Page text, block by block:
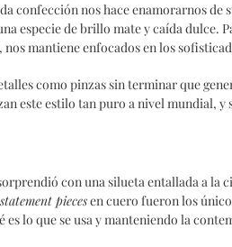
confección nos hace enamorarnos de
especie de brillo mate y caída dulce.
mantiene enfocados en los
como pinzas sin terminar que
este estilo tan puro a nivel mundial,
con una silueta entallada a la
statement piecesen cuero fueron los
es lo que se usa y manteniendo la